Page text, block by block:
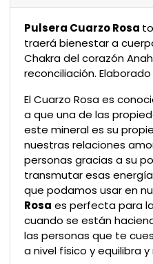
Pulsera Cuarzo Rosa
traerá bienestar a
Chakra del corazón
reconciliación.
El Cuarzo Rosa es
a que una de las
este mineral es su
nuestras relaciones
personas gracias a su
transmutar esas
que podamos usar en
Rosa es perfecta para
cuando se están
las personas que te
a nivel físico y equilibra